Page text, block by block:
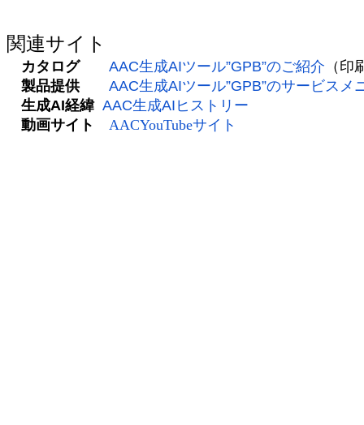
関連サイト
カタログ AAC生成AIツール”GPB”のご紹介 （印
製品提供
AAC生成AIツール”GPB”のサービスメ
生成AI経緯 AAC生成AIヒストリー
動画サイト AACYouTubeサイト